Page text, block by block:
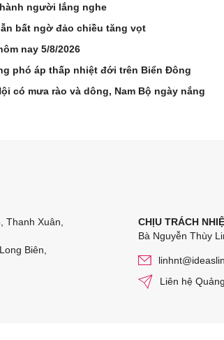
người lắng nghe
bất ngờ đảo chiều tăng vọt
nay 5/8/2026
phó áp thấp nhiệt đới trên Biển Đông
có mưa rào và dông, Nam Bộ ngày nắng
Thanh Xuân,
Biên,
CHỊU TRÁCH
Bà Nguyễn Thùy
Liên hệ